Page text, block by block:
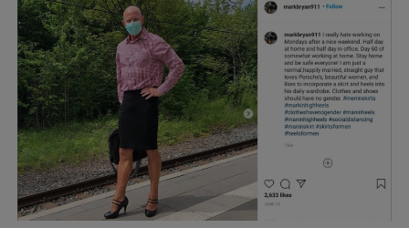
In de 10e eeuw waren hoge